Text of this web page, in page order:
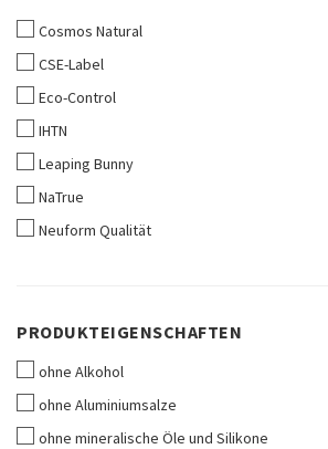
Cosmos Natural
CSE-Label
Eco-Control
IHTN
Leaping Bunny
NaTrue
Neuform Qualität
PRODUKTEIGENSCHAFTEN
PRODUKTEIGENSCHAFTEN
ohne Alkohol
ohne Aluminiumsalze
ohne mineralische Öle und Silikone